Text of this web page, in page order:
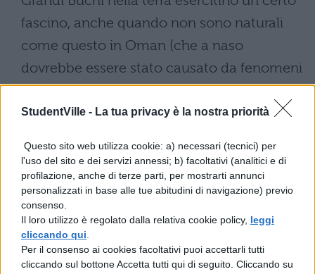
StudentVille - La tua privacy è la nostra priorità
Questo sito web utilizza cookie: a) necessari (tecnici) per
l'uso del sito e dei servizi annessi; b) facoltativi (analitici e di
profilazione, anche di terze parti, per mostrarti annunci
personalizzati in base alle tue abitudini di navigazione) previo
consenso.
Il loro utilizzo è regolato dalla relativa cookie policy, leggi
cliccando qui
Per il consenso ai cookies facoltativi puoi accettarli tutti
cliccando sul bottone Accetta tutti qui di seguito. Cliccando su
fascino, anche quando non sono naturali
come questo in Oman (che a naso
dovrebbe essere stato causato da fenomeni
di tipo carsico, anche se siamo nel deserto).
Vedi ad esempio la scarico” della diga di
Foto |loufi